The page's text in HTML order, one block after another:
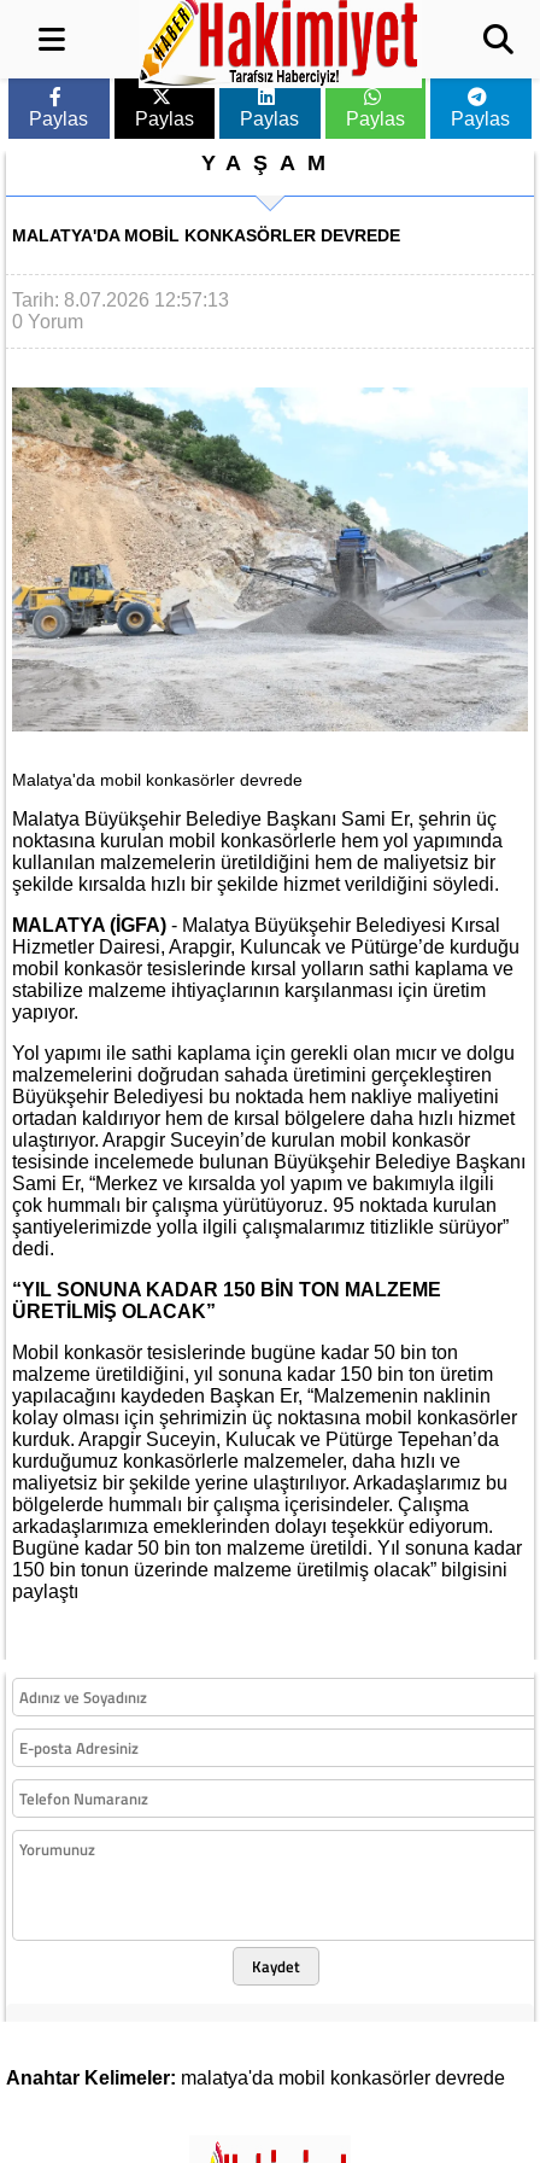
Paylas Paylas Paylas Paylas Paylas
YAŞAM
MALATYA'DA MOBIL KONKASÖRLER DEVREDE
Tarih: 8.07.2026 12:57:13
0 Yorum
Malatya'da mobil konkasörler devrede
Malatya Büyükşehir Belediye Başkanı Sami Er, şehrin üç
noktasına kurulan mobil konkasörlerle hem yol yapımında
kullanılan malzemelerin üretildiğini hem de maliyetsiz bir
şekilde kırsalda hızlı bir şekilde hizmet verildiğini söyledi.
MALATYA (İGFA) - Malatya Büyükşehir Belediyesi Kırsal
Hizmetler Dairesi, Arapgir, Kuluncak ve Pütürge’de kurduğu
mobil konkasör tesislerinde kırsal yolların sathi kaplama ve
stabilize malzeme ihtiyaçlarının karşılanması için üretim
yapıyor.
Yol yapımı ile sathi kaplama için gerekli olan mıcır ve dolgu
malzemelerini doğrudan sahada üretimini gerçekleştiren
Büyükşehir Belediyesi bu noktada hem nakliye maliyetini
ortadan kaldırıyor hem de kırsal bölgelere daha hızlı hizmet
ulaştırıyor. Arapgir Suceyin’de kurulan mobil konkasör
tesisinde incelemede bulunan Büyükşehir Belediye Başkanı
Sami Er, “Merkez ve kırsalda yol yapım ve bakımıyla ilgili
çok hummalı bir çalışma yürütüyoruz. 95 noktada kurulan
şantiyelerimizde yolla ilgili çalışmalarımız titizlikle sürüyor”
dedi.
“YIL SONUNA KADAR 150 BİN TON MALZEME
ÜRETİLMİŞ OLACAK”
Mobil konkasör tesislerinde bugüne kadar 50 bin ton
malzeme üretildiğini, yıl sonuna kadar 150 bin ton üretim
yapılacağını kaydeden Başkan Er, “Malzemenin naklinin
kolay olması için şehrimizin üç noktasına mobil konkasörler
kurduk. Arapgir Suceyin, Kulucak ve Pütürge Tepehan’da
kurduğumuz konkasörlerle malzemeler, daha hızlı ve
maliyetsiz bir şekilde yerine ulaştırılıyor. Arkadaşlarımız bu
bölgelerde hummalı bir çalışma içerisindeler. Çalışma
arkadaşlarımıza emeklerinden dolayı teşekkür ediyorum.
Bugüne kadar 50 bin ton malzeme üretildi. Yıl sonuna kadar
150 bin tonun üzerinde malzeme üretilmiş olacak” bilgisini
paylaştı
Kaydet
Anahtar Kelimeler: malatya'da mobil konkasörler devrede